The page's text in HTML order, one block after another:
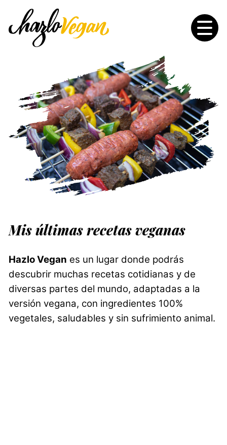
Mis últimas recetas veganas
Hazlo Vegan es un lugar donde podrás
descubrir muchas recetas cotidianas y de
diversas partes del mundo, adaptadas a la
versión vegana, con ingredientes 100%
vegetales, saludables y sin sufrimiento animal.